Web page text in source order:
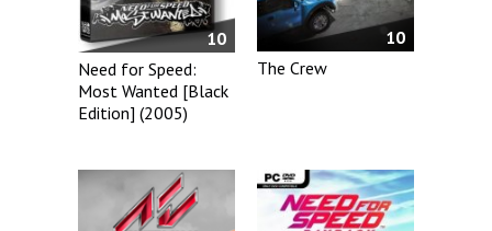
10
Need for Speed:
Most Wanted [Black
Edition] (2005)
10
The Crew